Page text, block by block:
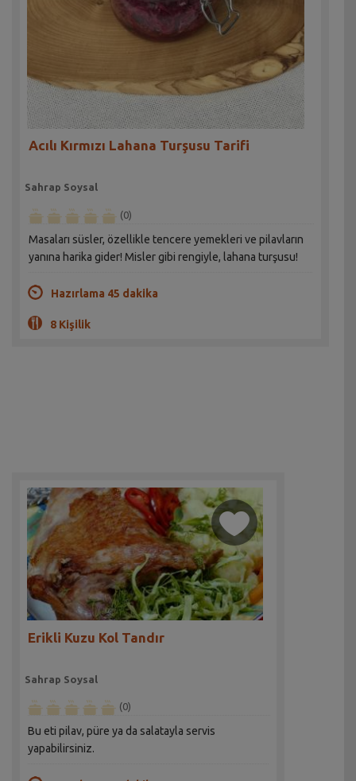
Acılı Kırmızı Lahana Turşusu Tarifi
Sahrap Soysal
(0)
Masaları süsler, özellikle tencere yemekleri ve pilavların
yanına harika gider! Misler gibi rengiyle, lahana turşusu!
Hazırlama 45 dakika
8 Kişilik
Erikli Kuzu Kol Tandır
Sahrap Soysal
(0)
Bu eti pilav, püre ya da salatayla servis
yapabilirsiniz.